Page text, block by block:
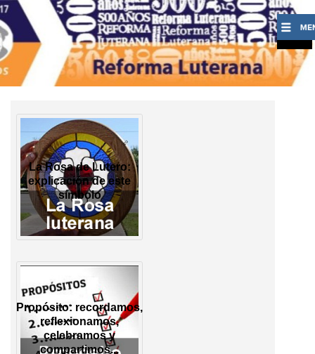
La Rosa de Lutero:
explicación de este
símbolo
Propósito: recordamos,
reflexionamos,
celebramos y
compartimos...